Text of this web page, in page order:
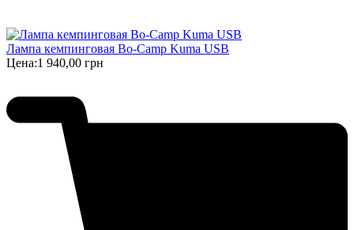
Лампа кемпинговая Bo-Camp Kuma USB
Цена:1 940,00 грн